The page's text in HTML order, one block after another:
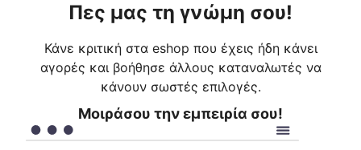
Πες μας τη γνώμη σου!
Κάνε κριτική στα eshop που έχεις ήδη κάνει
αγορές και βοήθησε άλλους καταναλωτές να
κάνουν σωστές επιλογές.
Μοιράσου την εμπειρία σου!